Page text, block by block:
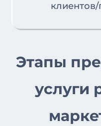
Этапы
услуги